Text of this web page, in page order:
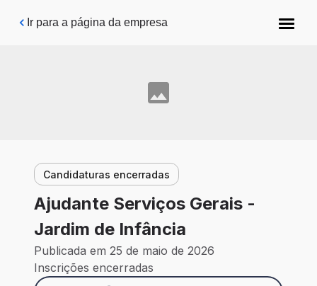
Pular para o conteúdo principal
Ir para a página da empresa
Candidaturas encerradas
Ajudante Serviços Gerais -
Jardim de Infância
Publicada em 25 de maio de 2026
Inscrições encerradas